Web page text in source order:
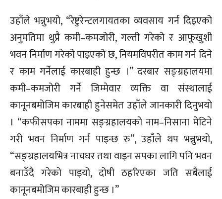
उहाँले भन्नुभयो, “रेष्टुरेन्टलगायतका व्यवसाय गर्न दिइएको
अनुमतिमा थुप्रै कमी–कमजोरी, गल्ती गरेको र आफूखुशी
भवन निर्माण गरेको पाइएको छ, नियमविपरीत काम गर्न दिने
र काम गर्नेलाई कारबाही हुन्छ ।” दरबार सङ्ग्रहालयमा
कमी–कमजोरी गर्ने जिम्मेवार व्यक्ति वा संस्थालाई
कानूनबमोजिम कारबाही हुनेसमेत उहाँले जानकारी दिनुभयो
। “कफीसपका नाममा सङ्ग्रहालयको नाम–निसाना मेटिने
गरी भवन निर्माण गर्न पाइन्छ रु”, उहाँले थप भन्नुभयो,
“सङ्ग्रहालयभित्र नाचघर तथा वाइन सपका लागि पनि भवन
बनाउँदै गरेको पाइयो, दोषी ठहरिएका जति सबैलाई
कानूनबमोजिम कारबाही हुन्छ ।”